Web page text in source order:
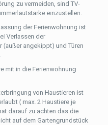
zu vermeiden, sind TV-
einzustellen.
der Ferienwohnung ist
Verlassen der
(außer angekippt) und Türen
mit in die Ferienwohnung
von Haustieren ist
( max. 2 Haustiere je
darauf zu achten das die
auf dem Gartengrundstück